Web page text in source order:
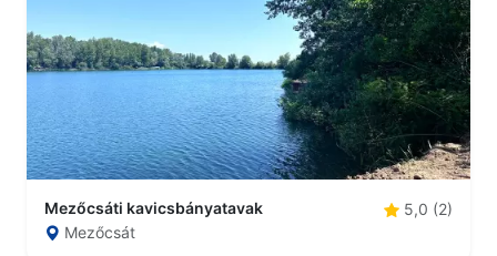
Mezőcsáti kavicsbányatavak
5,0 (2)
Mezőcsát